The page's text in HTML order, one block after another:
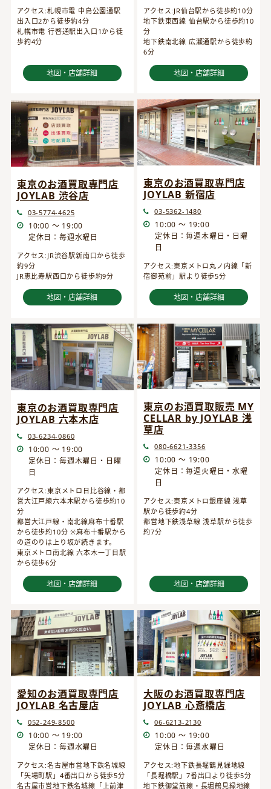
アクセス:札幌市電 中島公園通駅
出入口2から徒歩約4分
札幌市電 行啓通駅出入口1から徒
歩約4分
地図・店舗詳細
アクセス:JR仙台駅から徒歩約10分
地下鉄東西線 仙台駅から徒歩約10
分
地下鉄南北線 広瀬通駅から徒歩約
6分
地図・店舗詳細
東京のお酒買取専門店
JOYLAB 渋谷店
03-5774-4625
10:00 ～ 19:00
定休日：毎週水曜日
アクセス:JR渋谷駅新南口から徒歩
約9分
JR恵比寿駅西口から徒歩約9分
地図・店舗詳細
東京のお酒買取専門店
JOYLAB 新宿店
03-5362-1480
10:00 ～ 19:00
定休日：毎週木曜日・日曜
日
アクセス:東京メトロ丸ノ内線「新
宿御苑前」駅より徒歩5分
地図・店舗詳細
東京のお酒買取専門店
JOYLAB 六本木店
03-6234-0860
10:00 ～ 19:00
定休日：毎週木曜日・日曜
日
アクセス:東京メトロ日比谷線・都
営大江戸線六本木駅から徒歩約10
分
都営大江戸線・南北線麻布十番駅
から徒歩約10分 ※麻布十番駅から
の道のりは上り坂が続きます。
東京メトロ南北線 六本木一丁目駅
から徒歩6分
地図・店舗詳細
東京のお酒買取販売 MY
CELLAR by JOYLAB 浅
草店
080-6621-3356
10:00 ～ 19:00
定休日：毎週火曜日・水曜
日
アクセス:東京メトロ銀座線 浅草
駅から徒歩約4分
都営地下鉄浅草線 浅草駅から徒歩
約7分
地図・店舗詳細
愛知のお酒買取専門店
JOYLAB 名古屋店
052-249-8500
10:00 ～ 19:00
定休日：毎週水曜日
アクセス:名古屋市営地下鉄名城線
「矢場町駅」4番出口から徒歩5分
名古屋市営地下鉄名城線「上前津
大阪のお酒買取専門店
JOYLAB 心斎橋店
06-6213-2130
10:00 ～ 19:00
定休日：毎週水曜日
アクセス:地下鉄長堀鶴見緑地線
「長堀橋駅」7番出口より徒歩5分
地下鉄御堂筋線・長堀鶴見緑地線